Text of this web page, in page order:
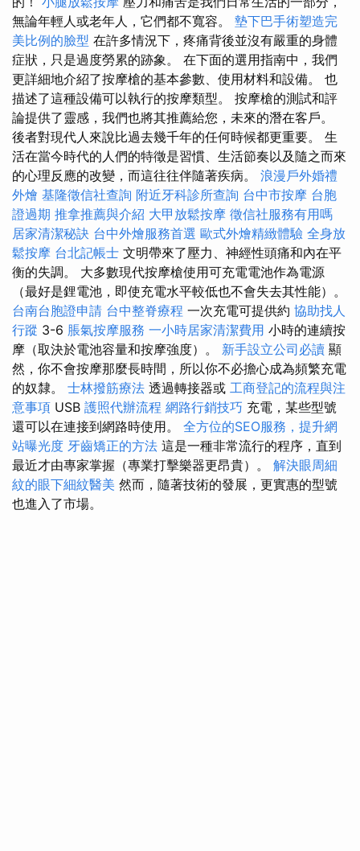
無論年輕人或老年人，它們都不寬容。 墊下巴手術塑造完
美比例的臉型 在許多情況下，疼痛背後並沒有嚴重的身體
症狀，只是過度勞累的跡象。 在下面的選用指南中，我們
更詳細地介紹了按摩槍的基本參數、使用材料和設備。 也
描述了這種設備可以執行的按摩類型。 按摩槍的測試和評
論提供了靈感，我們也將其推薦給您，未來的潛在客戶。
後者對現代人來說比過去幾千年的任何時候都更重要。 生
活在當今時代的人們的特徵是習慣、生活節奏以及隨之而來
的心理反應的改變，而這往往伴隨著疾病。 浪漫戶外婚禮
外燴 基隆徵信社查詢 附近牙科診所查詢 台中市按摩 台胞
證過期 推拿推薦與介紹 大甲放鬆按摩 徵信社服務有用嗎
居家清潔秘訣 台中外燴服務首選 歐式外燴精緻體驗 全身放
鬆按摩 台北記帳士 文明帶來了壓力、神經性頭痛和內在平
衡的失調。 大多數現代按摩槍使用可充電電池作為電源
（最好是鋰電池，即使充電水平較低也不會失去其性能）。
台南台胞證申請 台中整脊療程 一次充電可提供約 協助找人
行蹤 3-6 脹氣按摩服務 一小時居家清潔費用 小時的連續按
摩（取決於電池容量和按摩強度）。 新手設立公司必讀 顯
然，你不會按摩那麼長時間，所以你不必擔心成為頻繁充電
的奴隸。 士林撥筋療法 透過轉接器或 工商登記的流程與注
意事項 USB 護照代辦流程 網路行銷技巧 充電，某些型號
還可以在連接到網路時使用。 全方位的SEO服務，提升網
站曝光度 牙齒矯正的方法 這是一種非常流行的程序，直到
最近才由專家掌握（專業打擊樂器更昂貴）。 解決眼周細
紋的眼下細紋醫美 然而，隨著技術的發展，更實惠的型號
也進入了市場。